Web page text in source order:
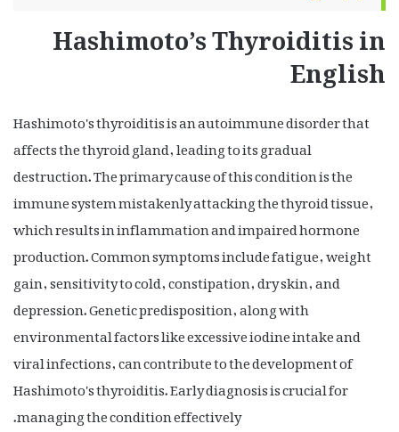
Hashimoto’s Thyroiditis in
English
Hashimoto's thyroiditis is an autoimmune disorder that
affects the thyroid gland, leading to its gradual
destruction. The primary cause of this condition is the
immune system mistakenly attacking the thyroid tissue,
which results in inflammation and impaired hormone
production. Common symptoms include fatigue, weight
gain, sensitivity to cold, constipation, dry skin, and
depression. Genetic predisposition, along with
environmental factors like excessive iodine intake and
viral infections, can contribute to the development of
Hashimoto's thyroiditis. Early diagnosis is crucial for
managing the condition effectively.